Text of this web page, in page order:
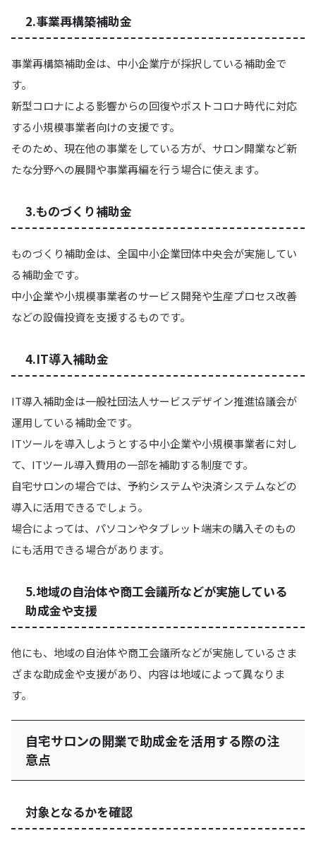
2.事業再構築補助金
事業再構築補助金は、中小企業庁が採択している補助金で
す。
新型コロナによる影響からの回復やポストコロナ時代に対応
する小規模事業者向けの支援です。
そのため、現在他の事業をしている方が、サロン開業など新
たな分野への展開や事業再編を行う場合に使えます。
3.ものづくり補助金
ものづくり補助金は、全国中小企業団体中央会が実施してい
る補助金です。
中小企業や小規模事業者のサービス開発や生産プロセス改善
などの設備投資を支援するものです。
4.IT導入補助金
IT導入補助金は一般社団法人サービスデザイン推進協議会が
運用している補助金です。
ITツールを導入しようとする中小企業や小規模事業者に対し
て、ITツール導入費用の一部を補助する制度です。
自宅サロンの場合では、予約システムや決済システムなどの
導入に活用できるでしょう。
場合によっては、パソコンやタブレット端末の購入そのもの
にも活用できる場合があります。
5.地域の自治体や商工会議所などが実施している
助成金や支援
他にも、地域の自治体や商工会議所などが実施しているさま
ざまな助成金や支援があり、内容は地域によって異なりま
す。
自宅サロンの開業で助成金を活用する際の注
意点
対象となるかを確認